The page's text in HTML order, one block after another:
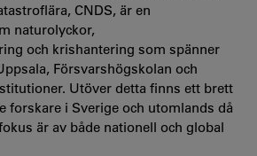
CNDS, är en
naturolyckor,
och krishantering som spänner
Försvarshögskolan och
Utöver detta finns ett brett
forskare i Sverige och utomlands då
är av både nationell och global